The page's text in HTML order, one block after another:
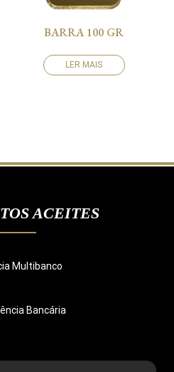
BARRA 100 GR
LER MAIS
ACEITES
Multibanco
Bancária